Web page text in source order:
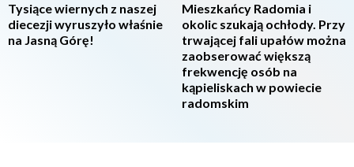
Tysiące wiernych z naszej
diecezji wyruszyło właśnie
na Jasną Górę!
Mieszkańcy Radomia i
okolic szukają ochłody. Przy
trwającej fali upałów można
zaobserować większą
frekwencję osób na
kąpieliskach w powiecie
radomskim